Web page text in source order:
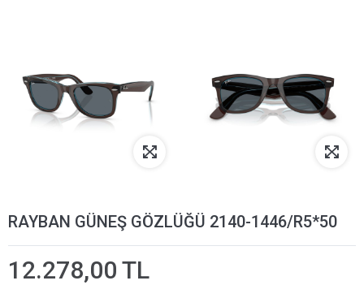
RAYBAN GÜNEŞ GÖZLÜĞÜ 2140-1446/R5*50
12.278,00 TL